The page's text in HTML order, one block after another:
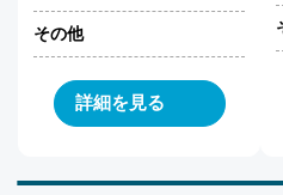
その他
詳細を見る